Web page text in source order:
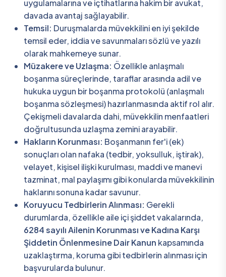
uygulamalarına ve içtihatlarına hakim bir avukat,
davada avantaj sağlayabilir.
Temsil: Duruşmalarda müvekkilini en iyi şekilde
temsil eder, iddia ve savunmaları sözlü ve yazılı
olarak mahkemeye sunar.
Müzakere ve Uzlaşma: Özellikle anlaşmalı
boşanma süreçlerinde, taraflar arasında adil ve
hukuka uygun bir boşanma protokolü (anlaşmalı
boşanma sözleşmesi) hazırlanmasında aktif rol alır.
Çekişmeli davalarda dahi, müvekkilin menfaatleri
doğrultusunda uzlaşma zemini arayabilir.
Hakların Korunması: Boşanmanın fer'i (ek)
sonuçları olan nafaka (tedbir, yoksulluk, iştirak),
velayet, kişisel ilişki kurulması, maddi ve manevi
tazminat, mal paylaşımı gibi konularda müvekkilinin
haklarını sonuna kadar savunur.
Koruyucu Tedbirlerin Alınması: Gerekli
durumlarda, özellikle aile içi şiddet vakalarında,
6284 sayılı Ailenin Korunması ve Kadına Karşı
Şiddetin Önlenmesine Dair Kanun kapsamında
uzaklaştırma, koruma gibi tedbirlerin alınması için
başvurularda bulunur.